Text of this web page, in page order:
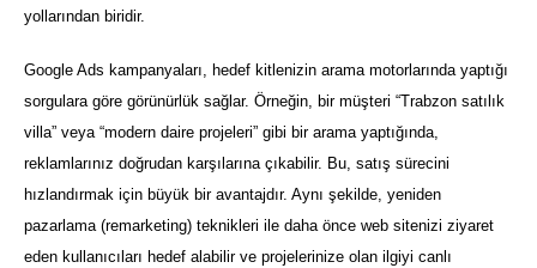
yollarından biridir.
Google Ads kampanyaları, hedef kitlenizin arama motorlarında yaptığı
sorgulara göre görünürlük sağlar. Örneğin, bir müşteri “Trabzon satılık
villa” veya “modern daire projeleri” gibi bir arama yaptığında,
reklamlarınız doğrudan karşılarına çıkabilir. Bu, satış sürecini
hızlandırmak için büyük bir avantajdır. Aynı şekilde, yeniden
pazarlama (remarketing) teknikleri ile daha önce web sitenizi ziyaret
eden kullanıcıları hedef alabilir ve projelerinize olan ilgiyi canlı